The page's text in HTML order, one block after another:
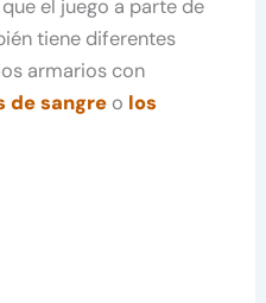
que el juego a parte de
tiene diferentes
armarios con
de sangre o los